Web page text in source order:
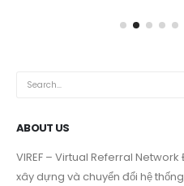
ABOUT US
VIREF – Virtual Referral Network
xây dựng và chuyển đổi hệ